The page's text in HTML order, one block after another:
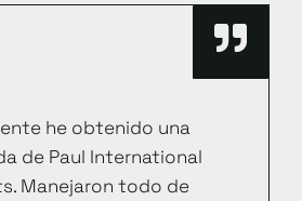
he obtenido una
de Paul International
Manejaron todo de